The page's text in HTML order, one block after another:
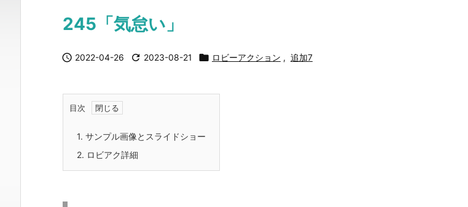
245「気怠い」
 2022-04-26  2023-08-21  ロビーアクション , 追加7
目次
1. サンプル画像とスライドショー
2. ロビアク詳細